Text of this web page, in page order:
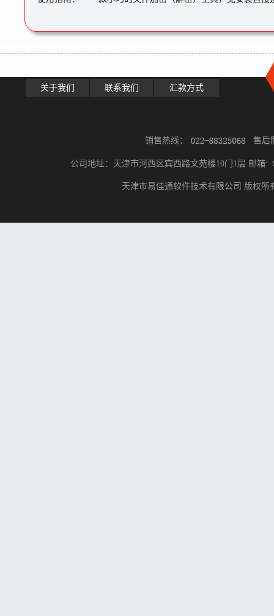
关于我们 联系我们 汇款方式
销售热线： 售后
公司地址：天津市河西区宾西路文苑楼10门1层 邮箱:
天津市易佳通软件技术有限公司 版权